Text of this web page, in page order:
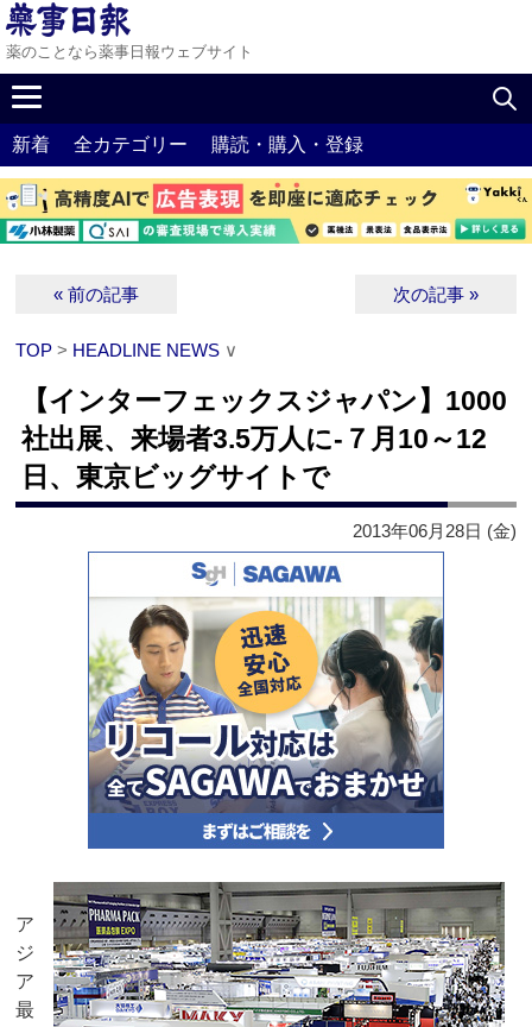
薬のことなら薬事日報ウェブサイト
新着 全カテゴリー 購読・購入・登録
« 前の記事 次の記事 »
TOP > HEADLINE NEWS ∨
【インターフェックスジャパン】1000
社出展、来場者3.5万人に‐７月10～12
日、東京ビッグサイトで
2013年06月28日 (金)
ア
ジ
ア
最